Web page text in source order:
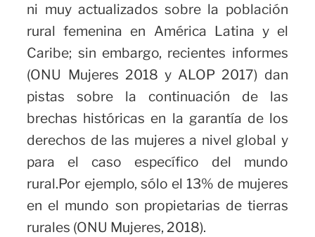
ni muy actualizados sobre la población
rural femenina en América Latina y el
Caribe; sin embargo, recientes informes
(ONU Mujeres 2018 y ALOP 2017) dan
pistas sobre la continuación de las
brechas históricas en la garantía de los
derechos de las mujeres a nivel global y
para el caso específico del mundo
rural.Por ejemplo, sólo el 13% de mujeres
en el mundo son propietarias de tierras
rurales (ONU Mujeres, 2018).